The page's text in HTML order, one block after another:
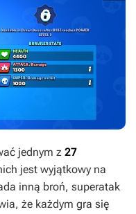
jednym z 27
jest wyjątkowy na
inną broń, superatak
że każdym gra się